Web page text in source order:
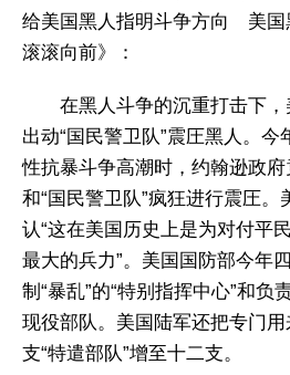
给美国黑人指明斗争方向 美国
滚滚向前》：
在黑人斗争的沉重打击下
出动“国民警卫队”震圧黑人。今
性抗暴斗争高潮时，约翰逊政
和“国民警卫队”疯狂进行震圧。
认“这在美国历史上是为对付平
最大的兵力”。美国国防部今年
制“暴乱”的“特别指挥中心”和负
现役部队。美国陆军还把专门
支“特遣部队”增至十二支。